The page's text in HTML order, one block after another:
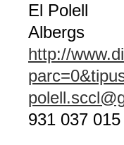
El Polell
Albergs
http://
931 037 015